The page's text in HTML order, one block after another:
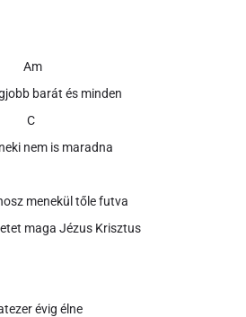
barát és minden
nem is maradna
menekül tőle futva
maga Jézus Krisztus
évig élne